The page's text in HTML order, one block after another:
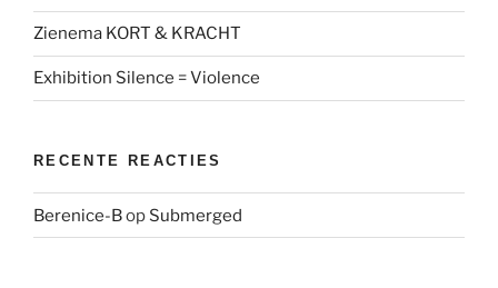
Zienema KORT & KRACHT
Exhibition Silence = Violence
RECENTE REACTIES
Berenice-Bop Submerged